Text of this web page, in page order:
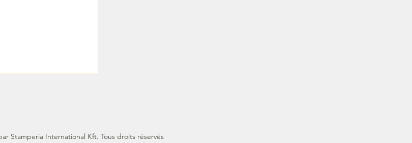
Stamperia International Kft. Tous droits réservés